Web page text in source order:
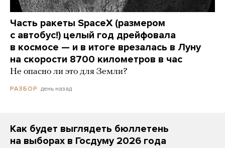
Часть ракеты SpaceX (размером
с автобус!) целый год дрейфовала
в космосе — и в итоге врезалась в Луну
на скорости 8700 километров в час
Не опасно ли это для Земли?
РАЗБОР день назад
Как будет выглядеть бюллетень
на выборах в Госдуму 2026 года